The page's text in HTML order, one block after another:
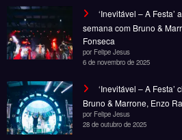
‘Inevitável – A
semana com Bruno &
Fonseca
por Felipe Jesus
6 de novembro de 2025
‘Inevitável – A
Bruno & Marrone, Enzo
por Felipe Jesus
28 de outubro de 2025